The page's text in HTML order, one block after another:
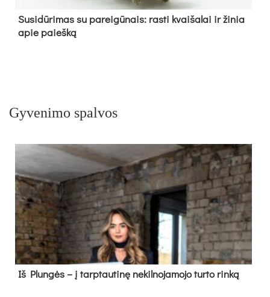
Su­si­dū­ri­mas su pa­rei­gū­nais: ras­ti kvai­ša­lai ir ži­nia
apie paieš­ką
Gyvenimo spalvos
Iš Plungės – į tarptautinę nekilnojamojo turto rinką